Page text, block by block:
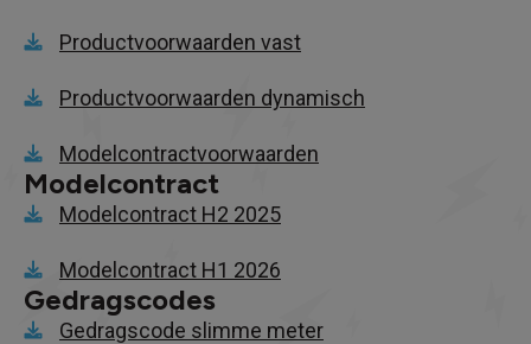
Productvoorwaarden vast
Productvoorwaarden dynamisch
Modelcontractvoorwaarden
Modelcontract
Modelcontract H2 2025
Modelcontract H1 2026
Gedragscodes
Gedragscode slimme meter